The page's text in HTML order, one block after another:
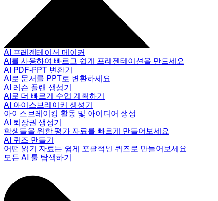
AI 프레젠테이션 메이커
AI를 사용하여 빠르고 쉽게 프레젠테이션을 만드세요
AI PDF-PPT 변환기
AI로 문서를 PPT로 변환하세요
AI 레슨 플랜 생성기
AI로 더 빠르게 수업 계획하기
AI 아이스브레이커 생성기
아이스브레이킹 활동 및 아이디어 생성
AI 퇴장권 생성기
학생들을 위한 평가 자료를 빠르게 만들어보세요
AI 퀴즈 만들기
어떤 읽기 자료든 쉽게 포괄적인 퀴즈로 만들어보세요
모든 AI 툴 탐색하기